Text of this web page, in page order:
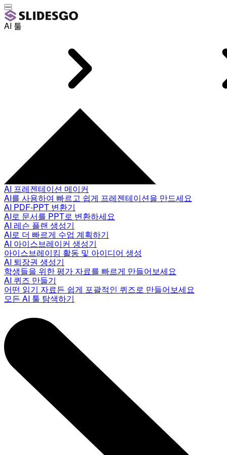
AI 툴
AI 프레젠테이션 메이커
AI를 사용하여 빠르고 쉽게 프레젠테이션을 만드세요
AI PDF-PPT 변환기
AI로 문서를 PPT로 변환하세요
AI 레슨 플랜 생성기
AI로 더 빠르게 수업 계획하기
AI 아이스브레이커 생성기
아이스브레이킹 활동 및 아이디어 생성
AI 퇴장권 생성기
학생들을 위한 평가 자료를 빠르게 만들어보세요
AI 퀴즈 만들기
어떤 읽기 자료든 쉽게 포괄적인 퀴즈로 만들어보세요
모든 AI 툴 탐색하기